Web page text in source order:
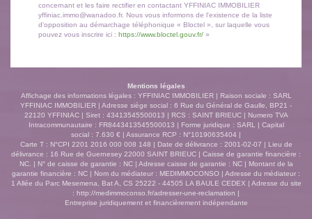
concernant et les faire rectifier en contactant YFFINIAC IMMOBILIER
yffiniac.immo@wanadoo.fr. Nous vous informons de l'existence de la liste
d'opposition au démarchage téléphonique « Bloctel », sur laquelle vous
pouvez vous inscrire ici : https://www.bloctel.gouv.fr/ »
Mentions légales
Affichage des informations légales : YFFINIAC IMMOBILIER | Raison sociale : SARL
YFFINIAC IMMOBILIER | Adresse siège social : 6 Rue du Général de Gaulle, BP21 -
22120 YFFINIAC | Siret : 43413545500013 | RCS : SAINT BRIEUC | Numero TVA
Intracommunautaire : FR8443413545500013 | Forme juridique : SARL | Capital
social : 7.630 € | Assurance RCP : N°10190635404 |
Carte T : N°CPI 2201 2016 000 008 148 | Date de délivrance : 2001-02-07 | Lieu de
délivrance : 16 Rue de Guernesey 22000 SAINT BRIEUC | Caisse de garantie financière :
NC. | N° de caisse de garantie : NC | Adresse caisse de garantie : NC | Montant de la
garantie financière : NC | Nom du médiateur : MEDIMMOCONSO | Adresse du médiateur :
1 Allée du Parc Mesemena, Bat A, CS 25222 - 44505 LA BAULE CEDEX | Adresse du site
: http://medimmoconso.fr/adresser-une-reclamation |
Entreprise juridiquement et financièrement indépendante